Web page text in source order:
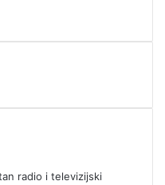
radio i televizijski